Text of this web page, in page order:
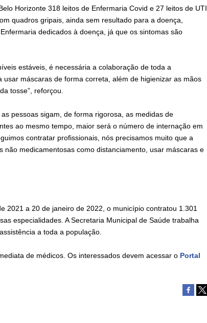
Horizonte 318 leitos de Enfermaria Covid e 27 leitos de UTI
quadros gripais, ainda sem resultado para a doença,
dedicados à doença, já que os sintomas são
estáveis, é necessária a colaboração de toda a
usar máscaras de forma correta, além de higienizar as mãos
tosse”, reforçou.
pessoas sigam, de forma rigorosa, as medidas de
ao mesmo tempo, maior será o número de internação em
contratar profissionais, nós precisamos muito que a
medicamentosas como distanciamento, usar máscaras e
2021 a 20 de janeiro de 2022, o município contratou 1.301
especialidades. A Secretaria Municipal de Saúde trabalha
a toda a população.
de médicos. Os interessados devem acessar o Portal